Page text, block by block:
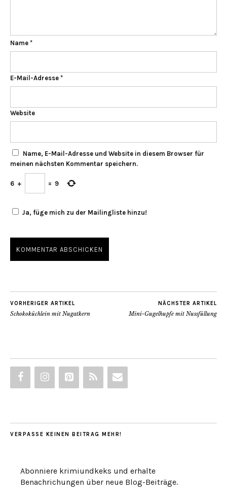
Name *
E-Mail-Adresse *
Website
Name, E-Mail-Adresse und Website in diesem Browser für
meinen nächsten Kommentar speichern.
6 + = 9
Ja, füge mich zu der Mailingliste hinzu!
VORHERIGER ARTIKEL
Schokoküchlein mit Nugatkern
NÄCHSTER ARTIKEL
Mini-Gugelhupfe mit Nussfüllung
VERPASSE KEINEN BEITRAG MEHR!
Abonniere krimiundkeks und erhalte
Benachrichungen über neue Blog-Beiträge.